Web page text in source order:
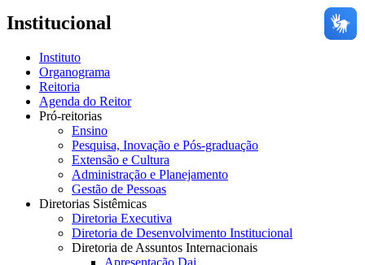
Institucional
Instituto
Organograma
Reitoria
Agenda do Reitor
Pró-reitorias
Ensino
Pesquisa, Inovação e Pós-graduação
Extensão e Cultura
Administração e Planejamento
Gestão de Pessoas
Diretorias Sistêmicas
Diretoria Executiva
Diretoria de Desenvolvimento Institucional
Diretoria de Assuntos Internacionais
Apresentação Dai